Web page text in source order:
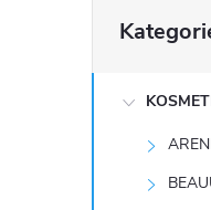
o
kategorie